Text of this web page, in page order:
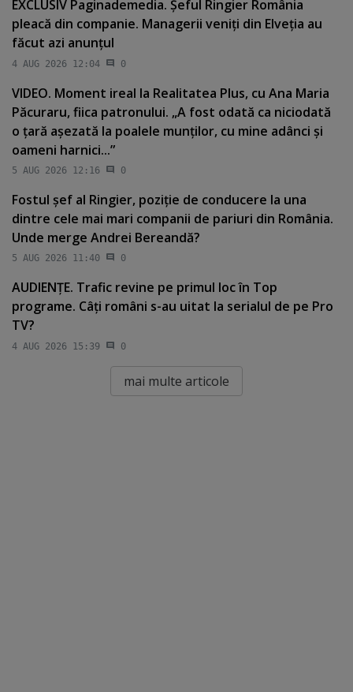
EXCLUSIV Paginademedia. Şeful Ringier România
pleacă din companie. Managerii veniţi din Elveţia au
făcut azi anunţul
4 AUG 2026 12:04 0
VIDEO. Moment ireal la Realitatea Plus, cu Ana Maria
Păcuraru, fiica patronului. „A fost odată ca niciodată
o ţară aşezată la poalele munţilor, cu mine adânci şi
oameni harnici...”
5 AUG 2026 12:16 0
Fostul şef al Ringier, poziţie de conducere la una
dintre cele mai mari companii de pariuri din România.
Unde merge Andrei Bereandă?
5 AUG 2026 11:40 0
AUDIENŢE. Trafic revine pe primul loc în Top
programe. Câţi români s-au uitat la serialul de pe Pro
TV?
4 AUG 2026 15:39 0
mai multe articole